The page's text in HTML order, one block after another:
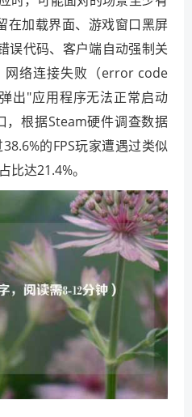
在加载界面、游戏窗口黑屏
误代码、客户端自动强制关
网络连接失败（error code
出"应用程序无法正常启动
，根据Steam硬件调查数据
的FPS玩家遭遇过类似
比达21.4%。